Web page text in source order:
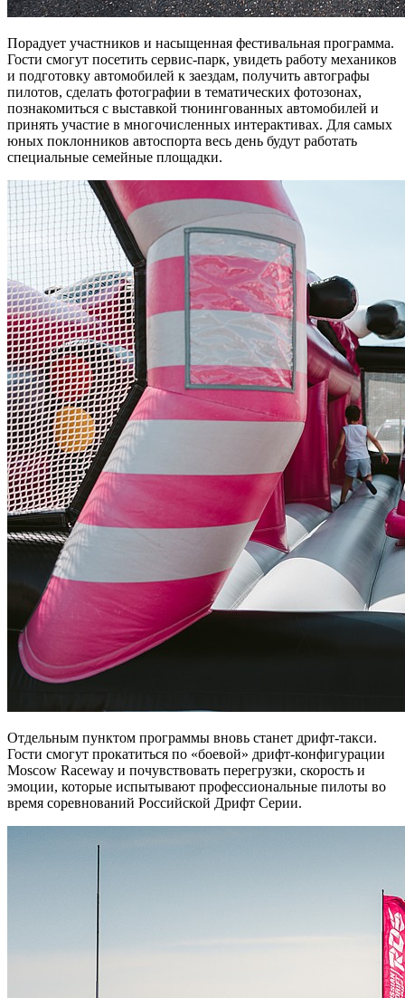
Порадует участников и насыщенная фестивальная программа.
Гости смогут посетить сервис-парк, увидеть работу механиков
и подготовку автомобилей к заездам, получить автографы
пилотов, сделать фотографии в тематических фотозонах,
познакомиться с выставкой тюнингованных автомобилей и
принять участие в многочисленных интерактивах. Для самых
юных поклонников автоспорта весь день будут работать
специальные семейные площадки.
Отдельным пунктом программы вновь станет дрифт-такси.
Гости смогут прокатиться по «боевой» дрифт-конфигурации
Moscow Raceway и почувствовать перегрузки, скорость и
эмоции, которые испытывают профессиональные пилоты во
время соревнований Российской Дрифт Серии.